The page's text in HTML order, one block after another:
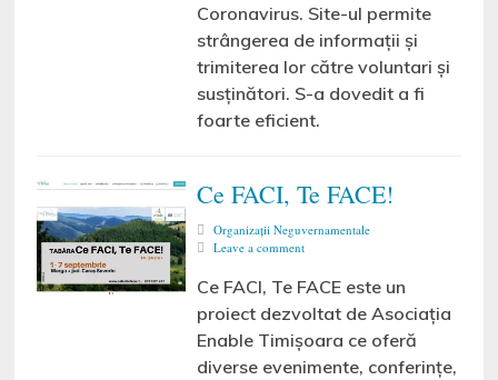
Coronavirus. Site-ul permite
strângerea de informații și
trimiterea lor către voluntari și
susținători. S-a dovedit a fi
foarte eficient.
Ce FACI, Te FACE!
Organizaţii Neguvernamentale
Leave a comment
Ce FACI, Te FACE este un
proiect dezvoltat de Asociația
Enable Timișoara ce oferă
diverse evenimente, conferințe,